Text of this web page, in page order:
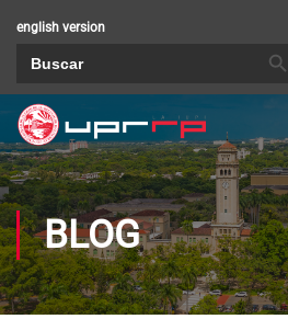
english version
BLOG